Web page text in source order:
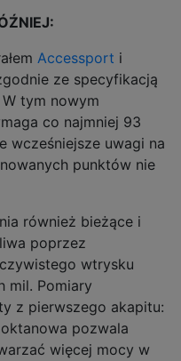
Accessport i
ze specyfikacją
tym nowym
co najmniej 93
wcześniejsze uwagi na
punktów nie
również bieżące i
poprzez
wtrysku
mil. Pomiary
z pierwszego akapitu:
pozwala
więcej mocy w